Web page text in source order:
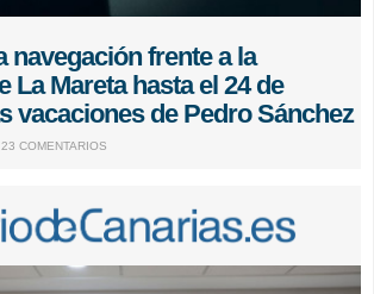
navegación frente a la
La Mareta hasta el 24 de
vacaciones de Pedro Sánchez
23 COMENTARIOS